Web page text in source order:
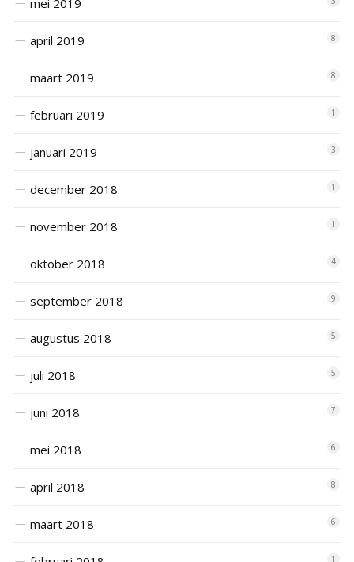
mei 2019
april 2019 8
maart 2019 8
februari 2019 1
januari 2019 3
december 2018 1
november 2018 1
oktober 2018 4
september 2018 9
augustus 2018 5
juli 2018 5
juni 2018 7
mei 2018 6
april 2018 8
maart 2018 6
1